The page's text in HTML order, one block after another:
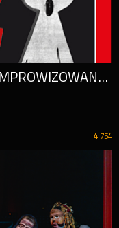
LOKATORZY Z ZAŚWIATÓW – IMPROWIZOWANA KOMEDIA SPIRYTYSTYCZNA
4 754